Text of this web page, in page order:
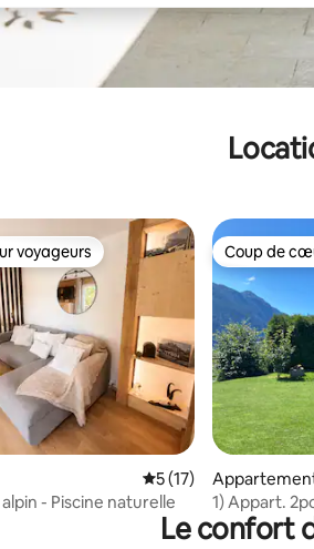
voyageurs les plus appréciés
voyageurs
Évaluation moyenne
5 (17)
alpin - Piscine naturelle
Coup de
Coup de
1) Appart.
Marécottes
Le confort